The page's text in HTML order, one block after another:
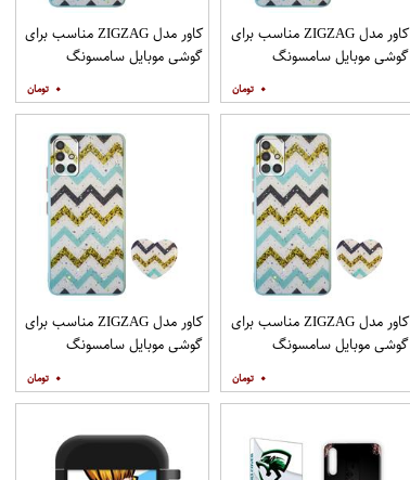
کاور مدل ZIGZAG مناسب برای
گوشی موبایل سامسونگ
نگهدارنده
۰
کاور مدل ZIGZAG مناسب برای
گوشی موبایل سامسونگ
نگهدارنده
۰
کاور مدل ZIGZAG مناسب برای
گوشی موبایل سامسونگ
نگهدارنده
۰
کاور مدل ZIGZAG مناسب برای
گوشی موبایل سامسونگ
نگهدارنده
۰